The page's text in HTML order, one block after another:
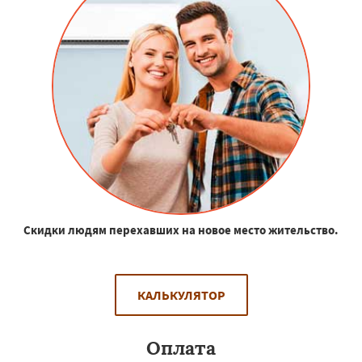
Скидки людям перехавших на новое место жительство.
КАЛЬКУЛЯТОР
Оплата